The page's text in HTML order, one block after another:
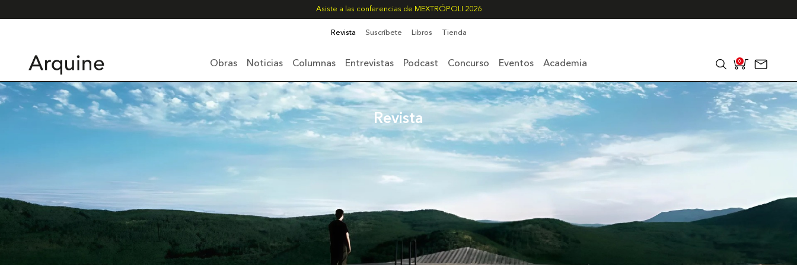
Asiste a las conferencias de MEXTRÓPOLI 2026
Revista Suscríbete Libros Tienda
Obras Noticias Columnas Entrevistas Podcast Concurso Eventos Academia 0
Revista